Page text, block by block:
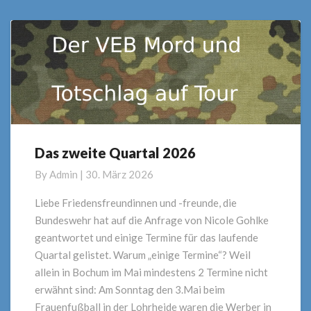
Das
Quartal
2026
Das zweite Quartal 2026
ByAdmin | 30. März 2026
Liebe Friedensfreundinnen und -freunde, die
Bundeswehr hat auf die Anfrage von Nicole Gohlke
geantwortet und einige Termine für das laufende
Quartal gelistet. Warum „einige Termine“? Weil
allein in Bochum im Mai mindestens 2 Termine nicht
erwähnt sind: Am Sonntag den 3.Mai beim
Frauenfußball in der Lohrheide waren die Werber in